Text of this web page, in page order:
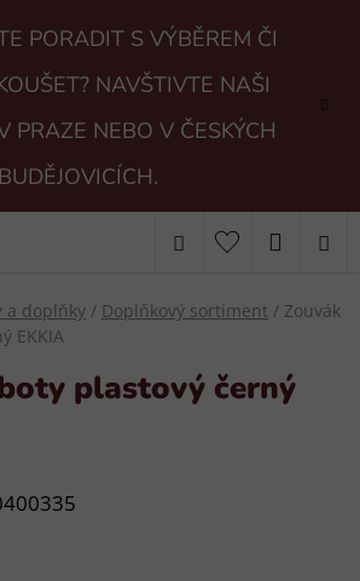
PORADIT S VÝBĚREM ČI
NAVŠTIVTE NAŠI
PRAZE NEBO V ČESKÝCH
BUDĚJOVICÍCH.
Hledat
KOŠÍK
a doplňky / Doplňkový sortiment / Zouvák
EKKIA
plastový černý